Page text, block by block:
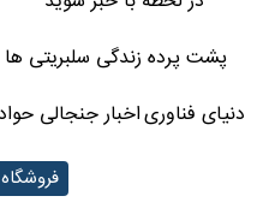
پشت پرده زندگی سلبریتی ها
دنیای فناوریاخبار جنجالی